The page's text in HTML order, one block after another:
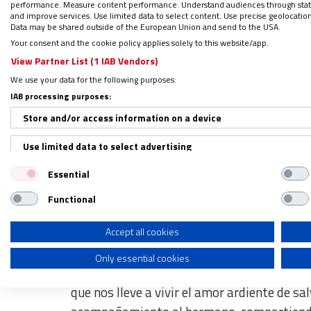
María, a partir sin demora , a caminar en
“María es propuesta como misionera de la
su primera encíclica: Evangelium
que se transforma en fuego que arde,
caminar, fuego ardiente que disipa las
Imitar al verdadero misionero
El prelado ha invitado a
“construir el
comunidades misioneras, multiplicadoras
justicia, ser Iglesia en salida”.
Esto exige “una pastoral misionera ad-
que nos lleve a vivir el amor ardiente de
performance. Measure content performance. Understand audiences through
and improve services. Use limited data to select content. Use precise
Data may be shared outside of the European Union and send to the USA.
Your consent and the cookie policy applies solely to this website/app.
View Partner List (1 IAB Vendors)
We use your data for the following purposes:
IAB processing purposes:
Store and/or access information on a device
Use limited data to select advertising
Create profiles for personalised advertising
Use profiles to select personalised advertising
Create profiles to personalise content
Use profiles to select personalised content
Measure advertising performance
Essential
Functional
Accept all cookies
Only essential cookies